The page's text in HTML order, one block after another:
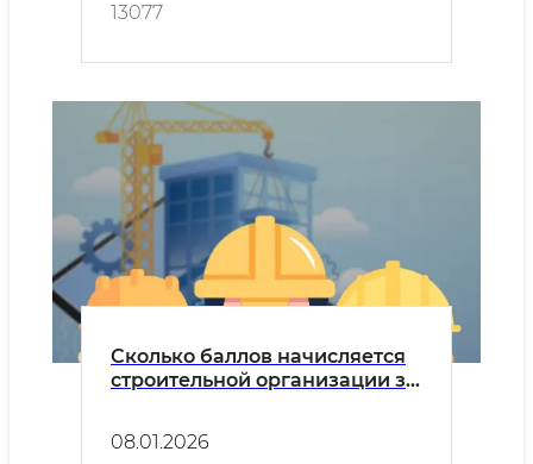
13077
Сколько баллов начисляется
строительной организации за
сертификаты?
08.01.2026